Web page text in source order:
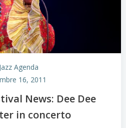
Jazz Agenda
16, 2011
News: Dee Dee
in concerto